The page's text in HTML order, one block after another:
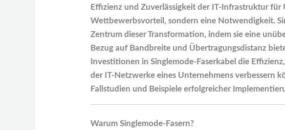
Effizienz und Zuverlässigkeit der IT-Infrastruktur
Wettbewerbsvorteil, sondern eine Notwendigkeit.
Zentrum dieser Transformation, indem sie eine
Bezug auf Bandbreite und Übertragungsdistanz
Investitionen in Singlemode-Faserkabel die
der IT-Netzwerke eines Unternehmens verbessern
Fallstudien und Beispiele erfolgreicher
Warum Singlemode-Fasern?